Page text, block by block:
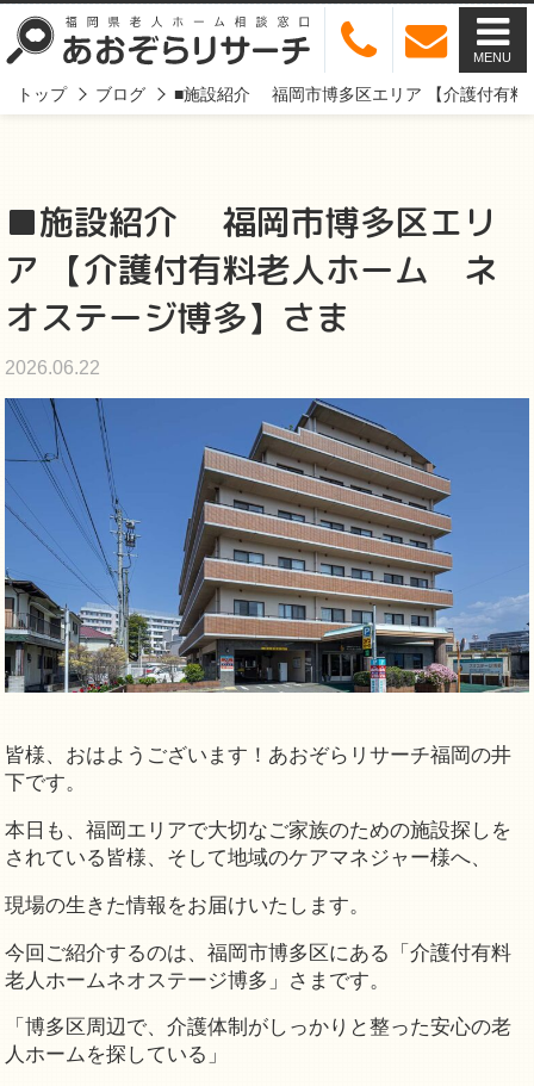
MENU
トップ ブログ ■施設紹介 福岡市博多区エリア 【介護付有
■施設紹介 福岡市博多区エリ
ア 【介護付有料老人ホーム ネ
オステージ博多】さま
2026.06.22
皆様、おはようございます！あおぞらリサーチ福岡の井
下です。
本日も、福岡エリアで大切なご家族のための施設探しを
されている皆様、そして地域のケアマネジャー様へ、
現場の生きた情報をお届けいたします。
今回ご紹介するのは、福岡市博多区にある「介護付有料
老人ホームネオステージ博多」さまです。
「博多区周辺で、介護体制がしっかりと整った安心の老
人ホームを探している」